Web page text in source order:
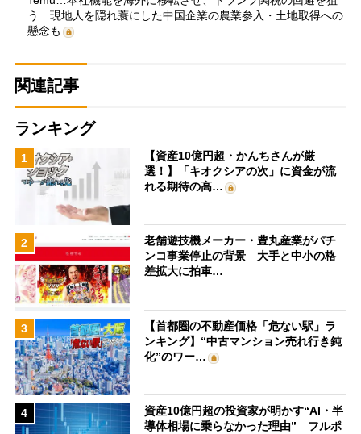
う 現地人を隠れ蓑にした中国企業の農業参入・土地取得への
懸念も
関連記事
ランキング
1
【資産10億円超・かんちさんが厳
選！】「キオクシアの次」に資金が流
れる期待の高…
2
老舗遊技機メーカー・豊丸産業がパチ
ンコ事業停止の背景 大手と中小の格
差拡大に拍車…
3
【首都圏の不動産価格「危ない駅」ラ
ンキング】“中古マンション売れ行き鈍
化”のワー…
4
資産10億円超の投資家が明かす“AI・半
導体相場に乗らなかった理由” フルポ